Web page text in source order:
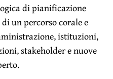
di pianificazione
un percorso corale e
istituzioni,
stakeholder e nuove